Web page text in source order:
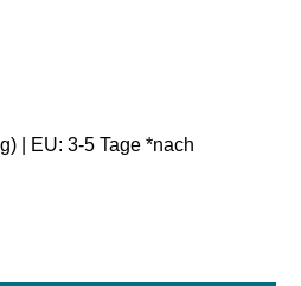
| EU: 3-5 Tage *nach
Wert ein